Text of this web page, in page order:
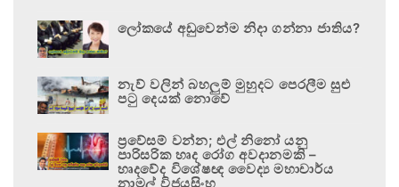
ලෝකයේ අඩුවෙන්ම නිදා ගන්නා ජාතිය?
නැව් වලින් බහලුම් මුහුදට පෙරලීම සුළු
පටු දෙයක් නොවේ
ප්‍රවේසම් වන්න; එල් නිනෝ යනු
පාරිසරික හෘද රෝග අවදානමකි –
හෘදවේද විශේෂඥ වෛද්‍ය මහාචාර්ය
නාමල් විජයසිංහ